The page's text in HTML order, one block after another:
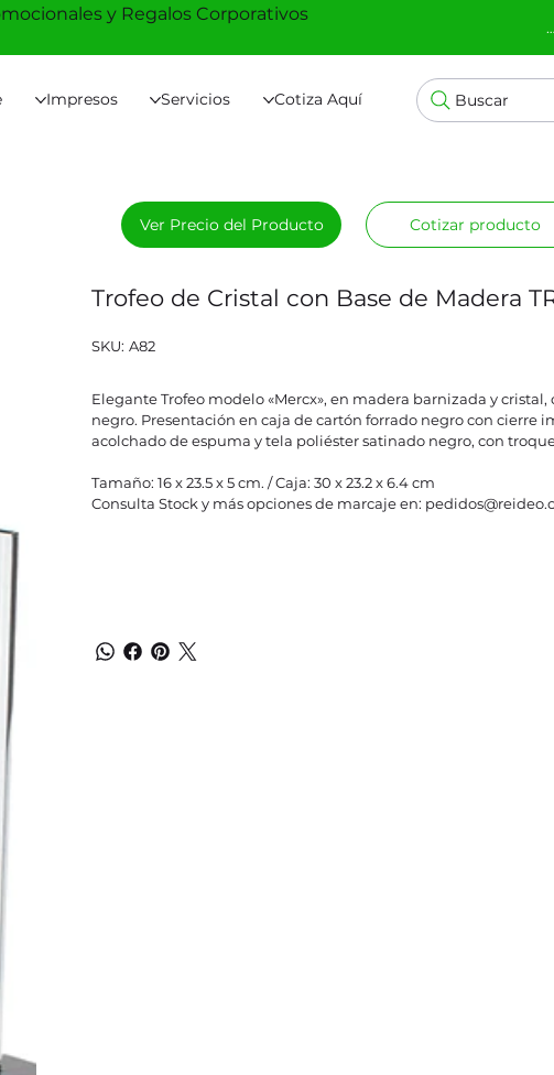
Impresos Servicios Cotiza Aquí Buscar
y Regalos Corporativos
Trofeo de Cristal con Base de Madera
SKU:
SKU
A82
A82
Elegante Trofeo modelo «Mercx», en madera barnizada y
negro. Presentación en caja de cartón forrado negro con cierre
acolchado de espuma y tela poliéster satinado negro, con
Tamaño: 16 x 23.5 x 5 cm. / Caja: 30 x 23.2 x 6.4 cm
Consulta Stock y más opciones de marcaje en:
Ver Precio del Producto Cotizar producto